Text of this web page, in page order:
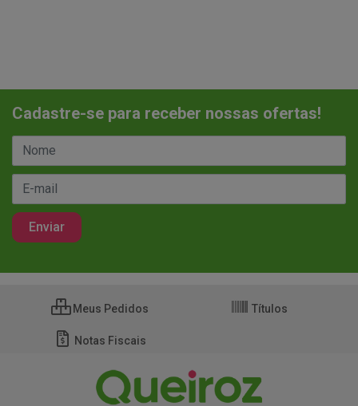
Cadastre-se para receber nossas ofertas!
Meus Pedidos Títulos
Notas Fiscais